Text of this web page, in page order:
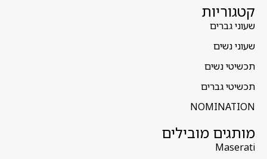
קטגוריות
שעוני גברים
שעוני נשים
תכשיטי נשים
תכשיטי גברים
NOMINATION
מותגים מובילים
Maserati